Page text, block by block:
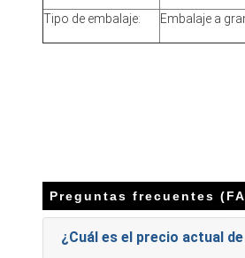
El suministro constante de
Precio de la lámina de aluminio en
Tipo de embalaje: Embalaje a
Preguntas frecuentes
¿Cuál es el precio actual